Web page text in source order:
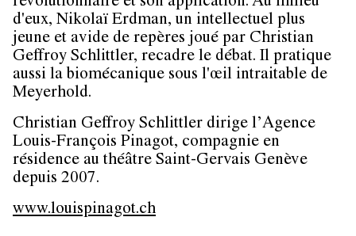
d'eux, Nikolaï Erdman, un intellectuel plus
jeune et avide de repères joué par Christian
Geffroy Schlittler, recadre le débat. Il pratique
aussi la biomécanique sous l'œil intraitable de
Meyerhold.
Christian Geffroy Schlittler dirige l’Agence
Louis-François Pinagot, compagnie en
résidence au théâtre Saint-Gervais Genève
depuis 2007.
www.louispinagot.ch